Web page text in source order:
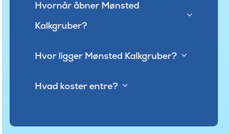
Hvornår åbner Mønsted
Kalkgruber?
Hvor ligger Mønsted Kalkgruber?
Hvad koster entre?